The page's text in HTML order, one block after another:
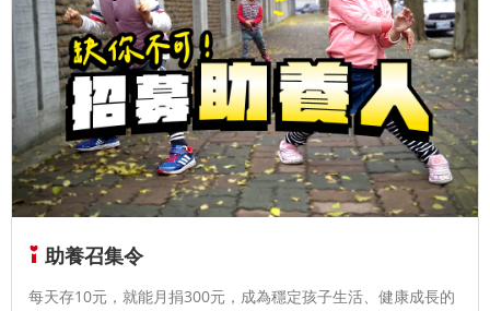
助養召集令
每天存10元，就能月捐300元，成為穩定孩子生活、健康成長的